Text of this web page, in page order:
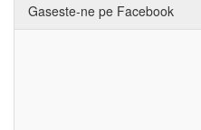
Gaseste-ne pe Facebook